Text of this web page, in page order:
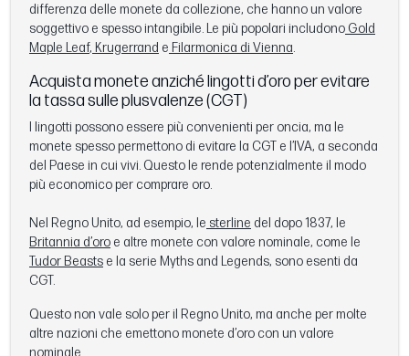
differenza delle monete da collezione, che hanno un valore
soggettivo e spesso intangibile. Le più popolari includono Gold
Maple Leaf, Krugerrand e Filarmonica di Vienna.
Acquista monete anziché lingotti d’oro per evitare
la tassa sulle plusvalenze (CGT)
I lingotti possono essere più convenienti per oncia, ma le
monete spesso permettono di evitare la CGT e l’IVA, a seconda
del Paese in cui vivi. Questo le rende potenzialmente il modo
più economico per comprare oro.
Nel Regno Unito, ad esempio, le sterline del dopo 1837, le
Britannia d’oro e altre monete con valore nominale, come le
Tudor Beasts e la serie Myths and Legends, sono esenti da
CGT.
Questo non vale solo per il Regno Unito, ma anche per molte
altre nazioni che emettono monete d’oro con un valore
nominale.